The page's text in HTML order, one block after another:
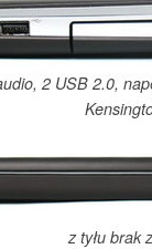
2 USB 2.0,
z tyłu brak